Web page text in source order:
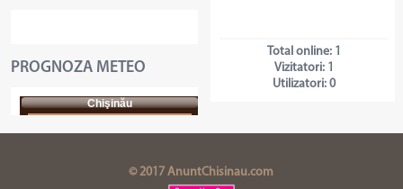
PROGNOZA METEO
Chişinău
Total online: 1
Vizitatori: 1
Utilizatori:0
© 2017 AnuntChisinau.com